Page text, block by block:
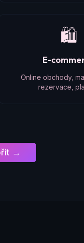
🛍️
E-
Online obchody,
rezervace,
→